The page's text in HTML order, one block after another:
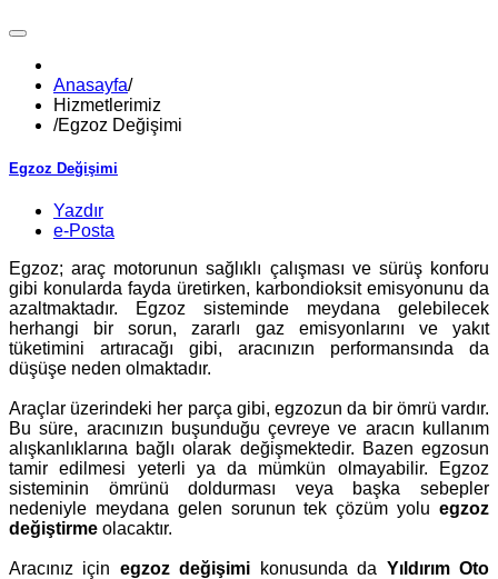
Anasayfa/
Hizmetlerimiz
/Egzoz Değişimi
Egzoz Değişimi
Yazdır
e-Posta
Egzoz; araç motorunun sağlıklı çalışması ve sürüş konforu
gibi konularda fayda üretirken, karbondioksit emisyonunu da
azaltmaktadır. Egzoz sisteminde meydana gelebilecek
herhangi bir sorun, zararlı gaz emisyonlarını ve yakıt
tüketimini artıracağı gibi, aracınızın performansında da
düşüşe neden olmaktadır.
Araçlar üzerindeki her parça gibi, egzozun da bir ömrü vardır.
Bu süre, aracınızın buşunduğu çevreye ve aracın kullanım
alışkanlıklarına bağlı olarak değişmektedir. Bazen egzosun
tamir edilmesi yeterli ya da mümkün olmayabilir. Egzoz
sisteminin ömrünü doldurması veya başka sebepler
nedeniyle meydana gelen sorunun tek çözüm yolu egzoz
değiştirme olacaktır.
Aracınız için egzoz değişimi konusunda da Yıldırım Oto